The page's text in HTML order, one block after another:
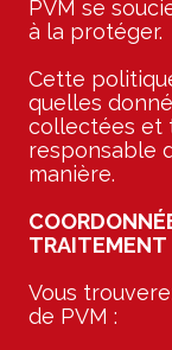
PVM se
à la protéger.
Cette
quelles
collectées et
responsable
manière.
TRAITEMENT
Vous
de PVM :